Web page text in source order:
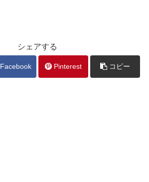
シェアする
Facebook Pinterest コピー